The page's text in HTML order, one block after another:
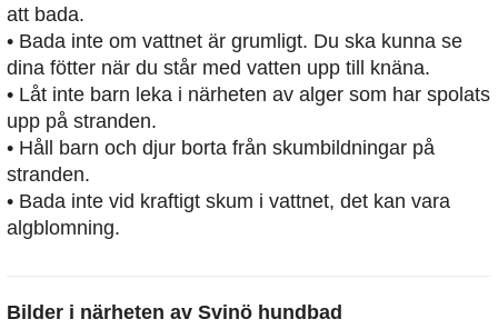
att bada.
• Bada inte om vattnet är grumligt. Du ska kunna se
dina fötter när du står med vatten upp till knäna.
• Låt inte barn leka i närheten av alger som har spolats
upp på stranden.
• Håll barn och djur borta från skumbildningar på
stranden.
• Bada inte vid kraftigt skum i vattnet, det kan vara
algblomning.
Bilder i närheten av Svinö hundbad